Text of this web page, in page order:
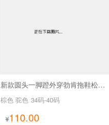
新款圆头一脚蹬外穿勃肯拖鞋松糕厚底复古面包拖鞋SA9103
棕色 驼色 34码-40码
¥110.00